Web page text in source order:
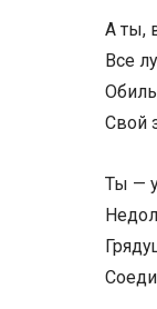
А ты, в
Все лучшие
Обилье
Свой
Ты —
Грядущее в
Соединяешь